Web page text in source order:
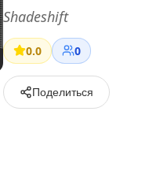
Shadeshift
0.0 0
Поделиться